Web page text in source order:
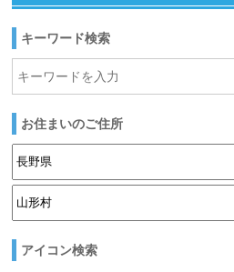
キーワード検索
お住まいのご住所
アイコン検索